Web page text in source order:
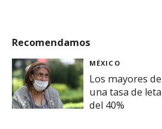
Recomendamos
MÉXICO
Los mayores
una tasa de
del 40%